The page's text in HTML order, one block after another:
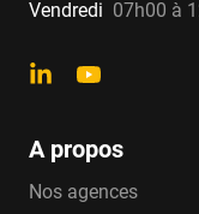
Vendredi 07h00 à
A propos
Nos agences